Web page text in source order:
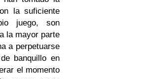
la suficiente
juego, son
la mayor parte
a perpetuarse
banquillo en
el momento